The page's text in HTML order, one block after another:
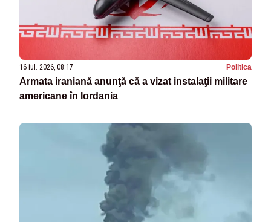
16 iul. 2026, 08:17 Politica
Armata iraniană anunţă că a vizat instalaţii militare
americane în Iordania